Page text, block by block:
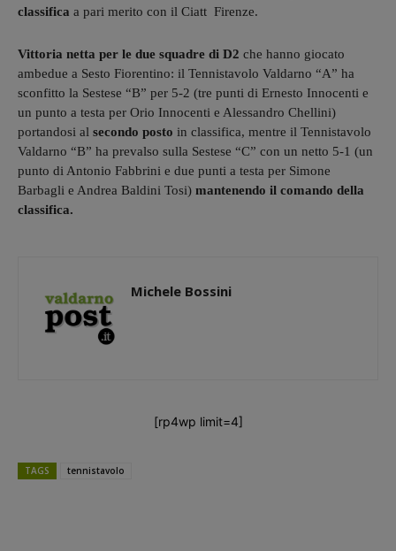
classifica a pari merito con il Ciatt Firenze.
Vittoria netta per le due squadre di D2 che hanno giocato
ambedue a Sesto Fiorentino: il Tennistavolo Valdarno “A” ha
sconfitto la Sestese “B” per 5-2 (tre punti di Ernesto Innocenti e
un punto a testa per Orio Innocenti e Alessandro Chellini)
portandosi al secondo posto in classifica, mentre il Tennistavolo
Valdarno “B” ha prevalso sulla Sestese “C” con un netto 5-1 (un
punto di Antonio Fabbrini e due punti a testa per Simone
Barbagli e Andrea Baldini Tosi) mantenendo il comando della
classifica.
Michele Bossini
[rp4wp limit=4]
TAGS tennistavolo